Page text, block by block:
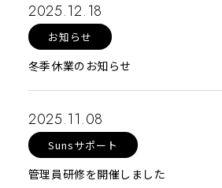
2025.12.18
お知らせ
冬季休業のお知らせ
2025.11.08
Sunsサポート
管理員研修を開催しました